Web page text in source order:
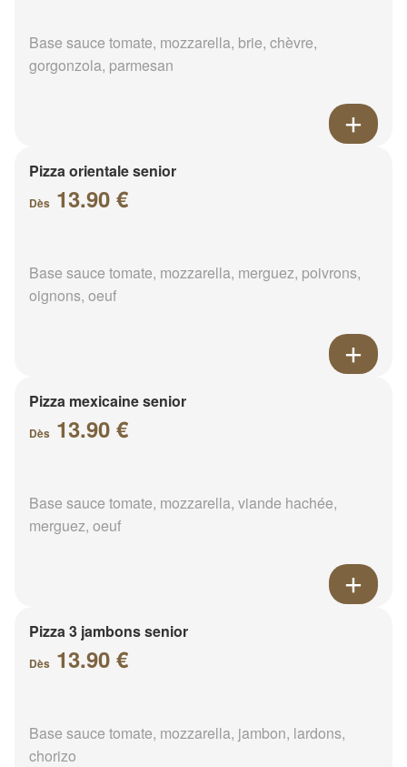
Base sauce tomate, mozzarella, brie, chèvre,
gorgonzola, parmesan
Pizza orientale senior
Dès 13.90 €
Base sauce tomate, mozzarella, merguez, poivrons,
oignons, oeuf
Pizza mexicaine senior
Dès 13.90 €
Base sauce tomate, mozzarella, viande hachée,
merguez, oeuf
Pizza 3 jambons senior
Dès 13.90 €
Base sauce tomate, mozzarella, jambon, lardons,
chorizo